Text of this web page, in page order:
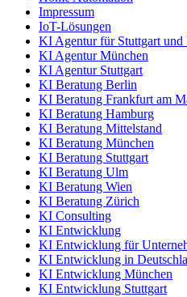
Impressum
IoT-Lösungen
KI Agentur für Stuttgart und
KI Agentur München
KI Agentur Stuttgart
KI Beratung Berlin
KI Beratung Frankfurt am
KI Beratung Hamburg
KI Beratung Mittelstand
KI Beratung München
KI Beratung Stuttgart
KI Beratung Ulm
KI Beratung Wien
KI Beratung Zürich
KI Consulting
KI Entwicklung
KI Entwicklung für
KI Entwicklung in
KI Entwicklung München
KI Entwicklung Stuttgart